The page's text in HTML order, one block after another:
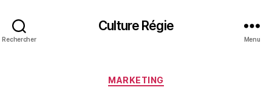
Rechercher
Culture Régie
Menu
Catégories
MARKETING